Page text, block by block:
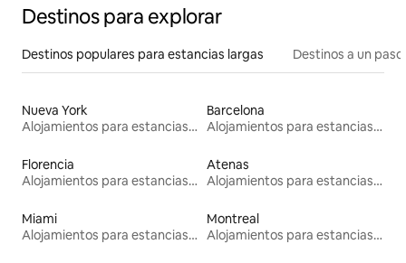
Destinos para explorar
Destinos populares para estancias largas Destinos a un
Nueva York
Alojamientos para estancias largas
Barcelona
Alojamientos para estancias largas
Florencia
Alojamientos para estancias largas
Atenas
Alojamientos para estancias largas
Miami
Alojamientos para estancias largas
Montreal
Alojamientos para estancias largas